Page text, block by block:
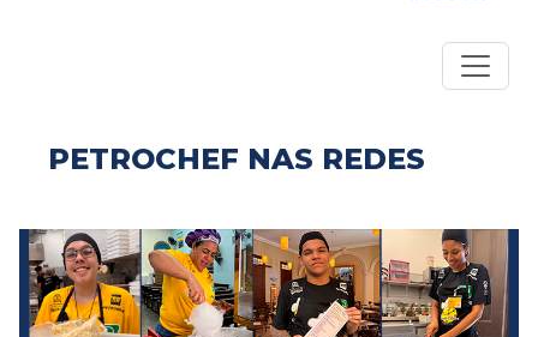
PETROCHEF NAS REDES